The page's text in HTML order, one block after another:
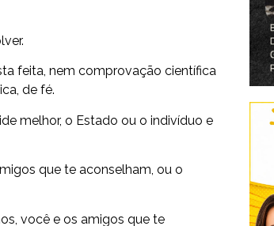
feita, nem comprovação científica
de fé.
melhor, o Estado ou o indivíduo e
que te aconselham, ou o
você e os amigos que te